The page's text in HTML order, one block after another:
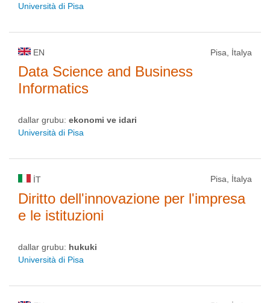
Università di Pisa
EN Pisa, İtalya
Data Science and Business
Informatics
dallar grubu: ekonomi ve idari
Università di Pisa
IT Pisa, İtalya
Diritto dell'innovazione per l'impresa
e le istituzioni
dallar grubu: hukuki
Università di Pisa